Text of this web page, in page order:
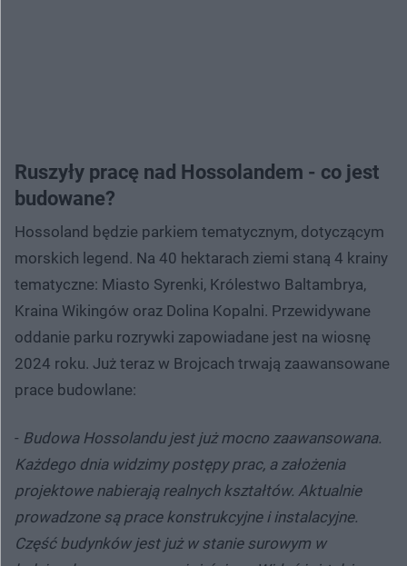
Ruszyły pracę nad Hossolandem - co jest
budowane?
Hossoland będzie parkiem tematycznym, dotyczącym
morskich legend. Na 40 hektarach ziemi staną 4 krainy
tematyczne: Miasto Syrenki, Królestwo Baltambrya,
Kraina Wikingów oraz Dolina Kopalni. Przewidywane
oddanie parku rozrywki zapowiadane jest na wiosnę
2024 roku. Już teraz w Brojcach trwają zaawansowane
prace budowlane:
- Budowa Hossolandu jest już mocno zaawansowana.
Każdego dnia widzimy postępy prac, a założenia
projektowe nabierają realnych kształtów. Aktualnie
prowadzone są prace konstrukcyjne i instalacyjne.
Część budynków jest już w stanie surowym w